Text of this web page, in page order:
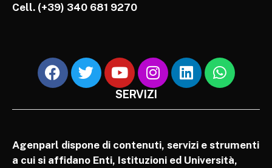
Cell. (+39) 340 681 9270
SERVIZI
Agenparl dispone di contenuti, servizi e strumenti
a cui si affidano Enti, Istituzioni ed Università,